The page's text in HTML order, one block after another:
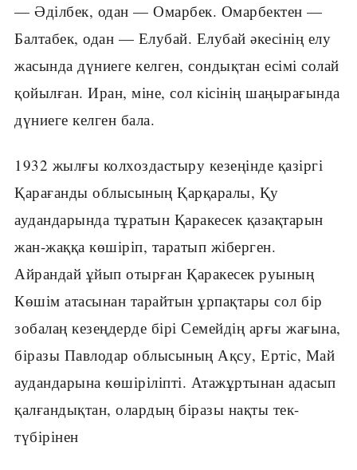
— Әділбек, одан — Омарбек. Омарбектен —
Балтабек, одан — Елубай. Елубай әкесінің елу
жасында дүниеге келген, сондықтан есімі солай
қойылған. Иран, міне, сол кісінің шаңырағында
дүниеге келген бала.
1932 жылғы колхоздастыру кезеңінде қазіргі
Қарағанды облысының Қарқаралы, Қу
аудандарында тұратын Қаракесек қазақтарын
жан-жаққа көшіріп, таратып жіберген.
Айрандай ұйып отырған Қаракесек руының
Көшім атасынан тарайтын ұрпақтары сол бір
зобалаң кезеңдерде бірі Семейдің арғы жағына,
біразы Павлодар облысының Ақсу, Ертіс, Май
аудандарына көшіріліпті. Атажұртынан адасып
қалғандықтан, олардың біразы нақты тек-
түбірінен